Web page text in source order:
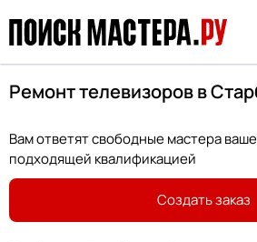
Ремонт телевизоров в
Вам ответят свободные мастера
подходящей квалификацией
Создать заказ